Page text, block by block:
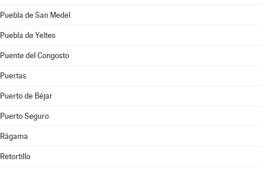
Puebla de San Medel
Puebla de Yeltes
Puente del Congosto
Puertas
Puerto de Béjar
Puerto Seguro
Rágama
Retortillo